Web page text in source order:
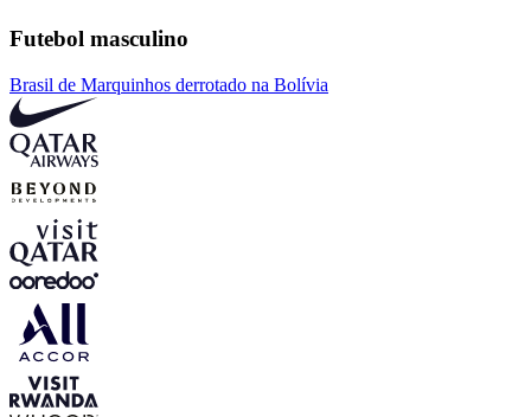
Futebol masculino
Brasil de Marquinhos derrotado na Bolívia